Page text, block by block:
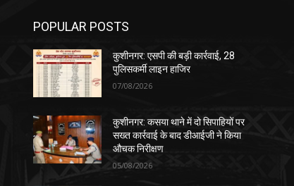
POPULAR POSTS
कुशीनगर: एसपी की बड़ी कार्रवाई, 28
पुलिसकर्मी लाइन हाजिर
07/08/2026
कुशीनगर: कसया थाने में दो सिपाहियों पर
सख्त कार्रवाई के बाद डीआईजी ने किया
औचक निरीक्षण
05/08/2026